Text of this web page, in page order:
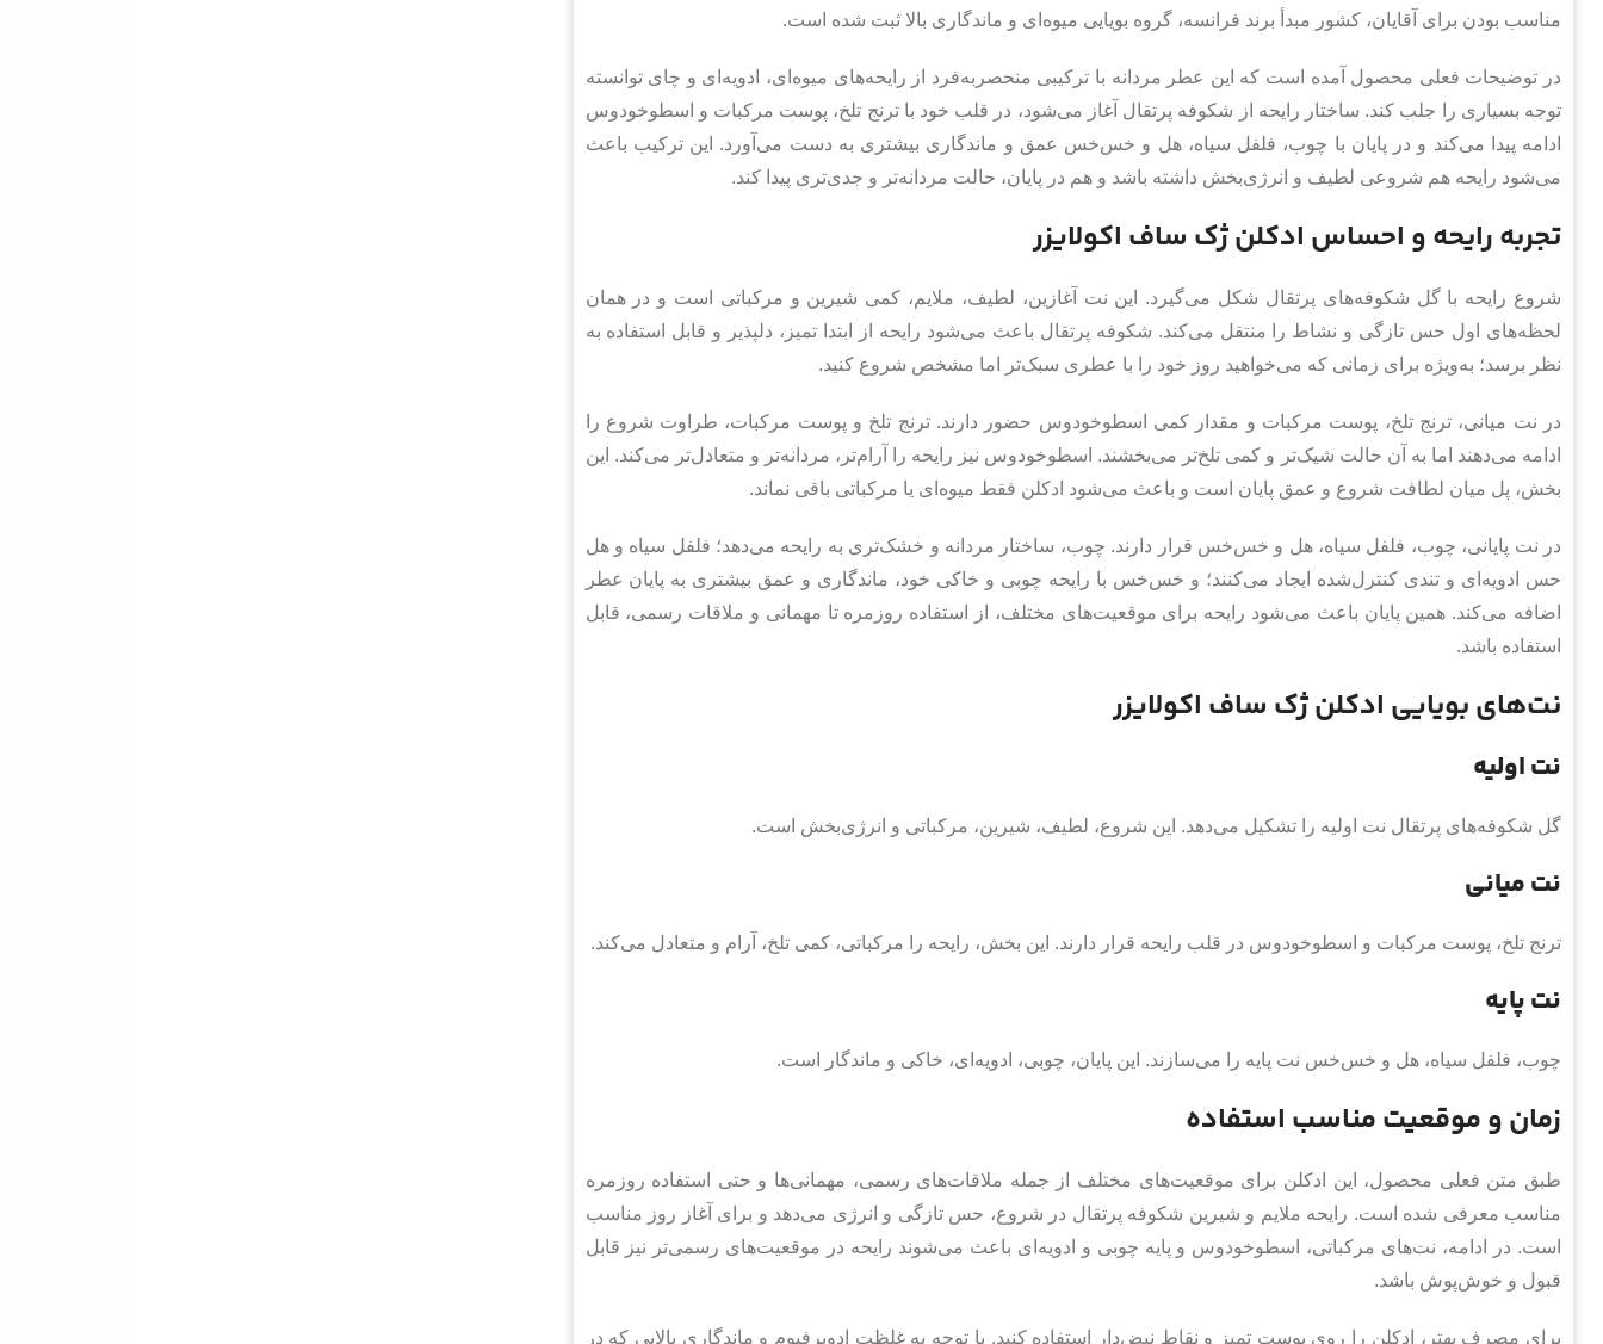
مناسب بودن برای آقایان، کشور مبدأ برند فرانسه، گروه بویایی میوه‌ای و ماندگاری بالا ثبت شده است.
در توضیحات فعلی محصول آمده است که این عطر مردانه با ترکیبی منحصربه‌فرد از رایحه‌های میوه‌ای، ادویه‌ای و چای توانسته
توجه بسیاری را جلب کند. ساختار رایحه از شکوفه پرتقال آغاز می‌شود، در قلب خود با ترنج تلخ، پوست مرکبات و اسطوخودوس
ادامه پیدا می‌کند و در پایان با چوب، فلفل سیاه، هل و خس‌خس عمق و ماندگاری بیشتری به دست می‌آورد. این ترکیب باعث
می‌شود رایحه هم شروعی لطیف و انرژی‌بخش داشته باشد و هم در پایان، حالت مردانه‌تر و جدی‌تری پیدا کند.
تجربه رایحه و احساس ادکلن ژک ساف اکولایزر
شروع رایحه با گل شکوفه‌های پرتقال شکل می‌گیرد. این نت آغازین، لطیف، ملایم، کمی شیرین و مرکباتی است و در همان
لحظه‌های اول حس تازگی و نشاط را منتقل می‌کند. شکوفه پرتقال باعث می‌شود رایحه از ابتدا تمیز، دلپذیر و قابل استفاده به
نظر برسد؛ به‌ویژه برای زمانی که می‌خواهید روز خود را با عطری سبک‌تر اما مشخص شروع کنید.
در نت میانی، ترنج تلخ، پوست مرکبات و مقدار کمی اسطوخودوس حضور دارند. ترنج تلخ و پوست مرکبات، طراوت شروع را
ادامه می‌دهند اما به آن حالت شیک‌تر و کمی تلخ‌تر می‌بخشند. اسطوخودوس نیز رایحه را آرام‌تر، مردانه‌تر و متعادل‌تر می‌کند. این
بخش، پل میان لطافت شروع و عمق پایان است و باعث می‌شود ادکلن فقط میوه‌ای یا مرکباتی باقی نماند.
در نت پایانی، چوب، فلفل سیاه، هل و خس‌خس قرار دارند. چوب، ساختار مردانه و خشک‌تری به رایحه می‌دهد؛ فلفل سیاه و هل
حس ادویه‌ای و تندی کنترل‌شده ایجاد می‌کنند؛ و خس‌خس با رایحه چوبی و خاکی خود، ماندگاری و عمق بیشتری به پایان عطر
اضافه می‌کند. همین پایان باعث می‌شود رایحه برای موقعیت‌های مختلف، از استفاده روزمره تا مهمانی و ملاقات رسمی، قابل
استفاده باشد.
نت‌های بویایی ادکلن ژک ساف اکولایزر
نت اولیه
گل شکوفه‌های پرتقال نت اولیه را تشکیل می‌دهد. این شروع، لطیف، شیرین، مرکباتی و انرژی‌بخش است.
نت میانی
ترنج تلخ، پوست مرکبات و اسطوخودوس در قلب رایحه قرار دارند. این بخش، رایحه را مرکباتی، کمی تلخ، آرام و متعادل می‌کند.
نت پایه
چوب، فلفل سیاه، هل و خس‌خس نت پایه را می‌سازند. این پایان، چوبی، ادویه‌ای، خاکی و ماندگار است.
زمان و موقعیت مناسب استفاده
طبق متن فعلی محصول، این ادکلن برای موقعیت‌های مختلف از جمله ملاقات‌های رسمی، مهمانی‌ها و حتی استفاده روزمره
مناسب معرفی شده است. رایحه ملایم و شیرین شکوفه پرتقال در شروع، حس تازگی و انرژی می‌دهد و برای آغاز روز مناسب
است. در ادامه، نت‌های مرکباتی، اسطوخودوس و پایه چوبی و ادویه‌ای باعث می‌شوند رایحه در موقعیت‌های رسمی‌تر نیز قابل
قبول و خوش‌پوش باشد.
برای مصرف بهتر، ادکلن را روی پوست تمیز و نقاط نبض‌دار استفاده کنید. با توجه به غلظت ادوپرفیوم و ماندگاری بالایی که در